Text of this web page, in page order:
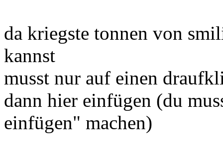
da kriegste tonnen von
kannst
musst nur auf einen
dann hier einfügen (du
einfügen" machen)